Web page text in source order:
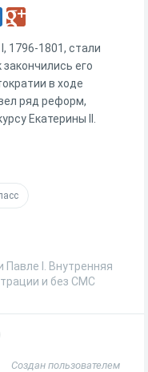
1796-1801, стали
его
в ходе
ряд реформ,
Екатерины II.
Павле I. Внутренняя
и без СМС
Создан пользователем